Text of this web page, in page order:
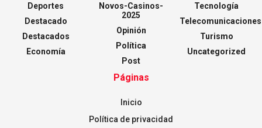
Deportes
Destacado
Destacados
Economía
Novos-Casinos-
2025
Opinión
Política
Post
Tecnología
Telecomunicaciones
Turismo
Uncategorized
Páginas
Inicio
Política de privacidad